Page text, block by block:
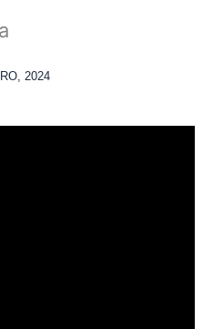
2024